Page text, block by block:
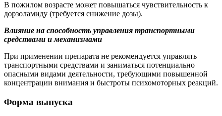
В пожилом возрасте может повышаться чувствительность к
дорзоламиду (требуется снижение дозы).
Влияние на способность управления транспортными
средствами и механизмами
При применении препарата не рекомендуется управлять
транспортными средствами и заниматься потенциально
опасными видами деятельности, требующими повышенной
концентрации внимания и быстроты психомоторных реакций.
Форма выпуска